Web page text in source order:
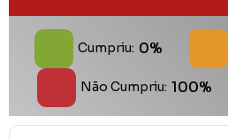
Cumpriu: 0%
Não Cumpriu: 100%